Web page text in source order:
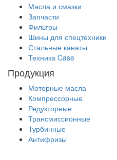
Масла и смазки
Запчасти
Фильтры
Шины для спецтехники
Стальные канаты
Техника Case
Продукция
Моторные масла
Компрессорные
Редукторные
Трансмиссионные
Турбинные
Антифризы